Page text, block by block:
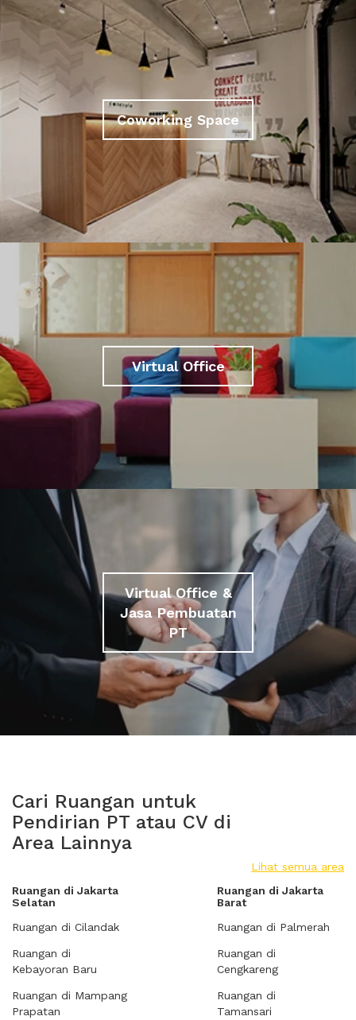
Coworking Space
Virtual Office
Virtual Office &
Jasa Pembuatan
PT
Cari Ruangan untuk
Pendirian PT atau CV di
Area Lainnya
Lihat semua area
Ruangan di Jakarta
Selatan
Ruangan di Cilandak
Ruangan di
Kebayoran Baru
Ruangan di Mampang
Prapatan
Ruangan di Jakarta
Barat
Ruangan di Palmerah
Ruangan di
Cengkareng
Ruangan di
Tamansari